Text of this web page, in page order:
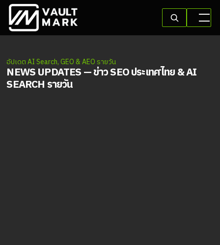
อัปเดต AI Search, GEO & AEO รายวัน
NEWS UPDATES — ข่าว SEO ประเทศไทย & AI
SEARCH รายวัน